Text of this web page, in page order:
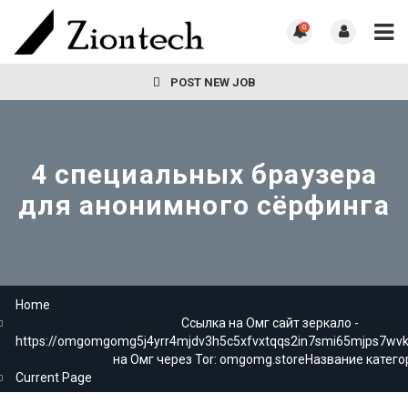
0
POST NEW JOB
4 специальных браузера
для анонимного сёрфинга
Home
Ссылка на Омг сайт зеркало -
https://
на Омг через Tor: omgomg.storeНазвание
Current Page